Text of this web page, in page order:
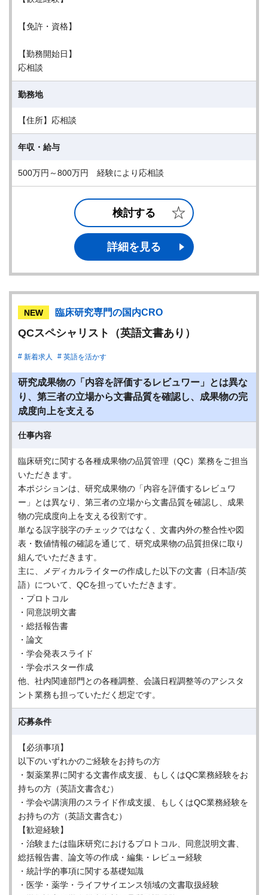
【免許・資格】
【勤務開始日】
応相談
勤務地
【住所】応相談
年収・給与
500万円～800万円 経験により応相談
検討する
詳細を見る
NEW 臨床研究専門の国内CRO
QCスペシャリスト（英語文書あり）
新着求人 英語を活かす
研究成果物の「内容を評価するレビュワー」とは異な
り、第三者の立場から文書品質を確認し、成果物の完
成度向上を支える
仕事内容
臨床研究に関する各種成果物の品質管理（QC）業務をご担当
いただきます。
本ポジションは、研究成果物の「内容を評価するレビュワ
ー」とは異なり、第三者の立場から文書品質を確認し、成果
物の完成度向上を支える役割です。
単なる誤字脱字のチェックではなく、文書内外の整合性や図
表・数値情報の確認を通じて、研究成果物の品質担保に取り
組んでいただきます。
主に、メディカルライターの作成した以下の文書（日本語/英
語）について、QCを担っていただきます。
・プロトコル
・同意説明文書
・総括報告書
・論文
・学会発表スライド
・学会ポスター作成
他、社内関連部門との各種調整、会議日程調整等のアシスタ
ント業務も担っていただく想定です。
応募条件
【必須事項】
以下のいずれかのご経験をお持ちの方
・製薬業界に関する文書作成支援、もしくはQC業務経験をお
持ちの方（英語文書含む）
・学会や講演用のスライド作成支援、もしくはQC業務経験を
お持ちの方（英語文書含む）
【歓迎経験】
・治験または臨床研究におけるプロトコル、同意説明文書、
総括報告書、論文等の作成・編集・レビュー経験
・統計学的事項に関する基礎知識
・医学・薬学・ライフサイエンス領域の文書取扱経験